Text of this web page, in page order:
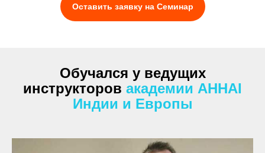
Оставить заявку на Семинар
Обучался у ведущих
инструкторов академии AHHAI
Индии и Европы